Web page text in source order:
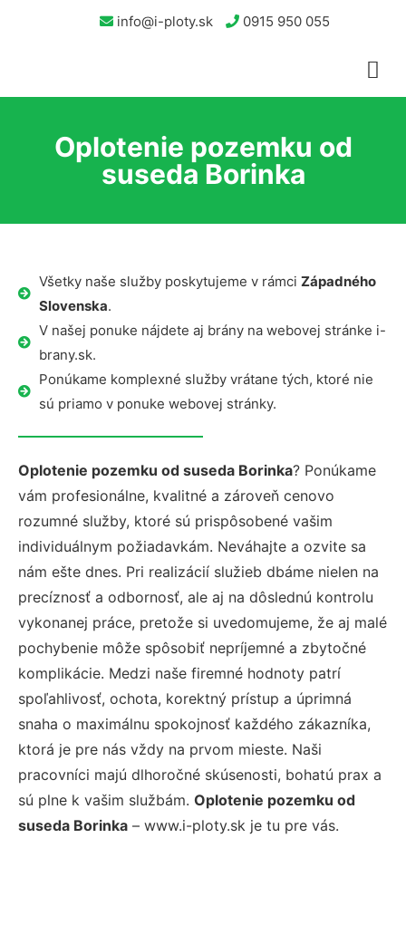
info@i-ploty.sk 0915 950 055
Oplotenie pozemku od
suseda Borinka
Všetky naše služby poskytujeme v rámci Západného
Slovenska.
V našej ponuke nájdete aj brány na webovej stránke i-
brany.sk.
Ponúkame komplexné služby vrátane tých, ktoré nie
sú priamo v ponuke webovej stránky.
Oplotenie pozemku od suseda Borinka? Ponúkame
vám profesionálne, kvalitné a zároveň cenovo
rozumné služby, ktoré sú prispôsobené vašim
individuálnym požiadavkám. Neváhajte a ozvite sa
nám ešte dnes. Pri realizácií služieb dbáme nielen na
precíznosť a odbornosť, ale aj na dôslednú kontrolu
vykonanej práce, pretože si uvedomujeme, že aj malé
pochybenie môže spôsobiť nepríjemné a zbytočné
komplikácie. Medzi naše firemné hodnoty patrí
spoľahlivosť, ochota, korektný prístup a úprimná
snaha o maximálnu spokojnosť každého zákazníka,
ktorá je pre nás vždy na prvom mieste. Naši
pracovníci majú dlhoročné skúsenosti, bohatú prax a
sú plne k vašim službám. Oplotenie pozemku od
suseda Borinka – www.i-ploty.sk je tu pre vás.